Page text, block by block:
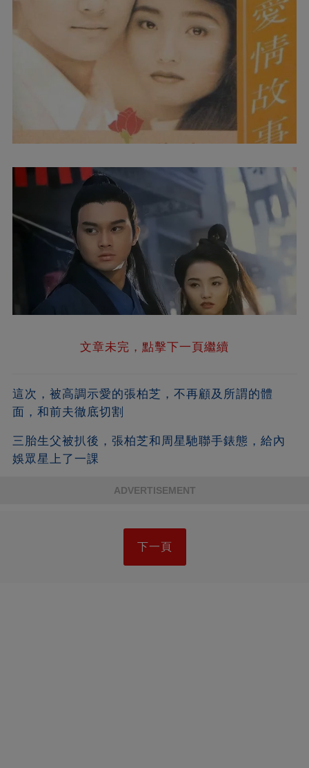
文章未完，點擊下一頁繼續
這次，被高調示愛的張柏芝，不再顧及所謂的體
面，和前夫徹底切割
三胎生父被扒後，張柏芝和周星馳聯手錶態，給內
娛眾星上了一課
ADVERTISEMENT
下一頁